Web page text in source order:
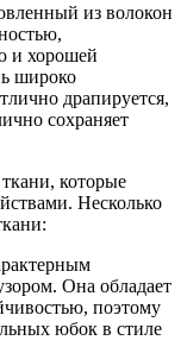
из волокон
и хорошей
широко
драпируется,
сохраняет
которые
Несколько
Она обладает
поэтому
юбок в стиле